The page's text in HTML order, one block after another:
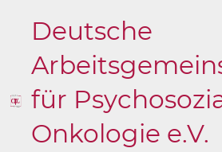
Deutsche
für
Onkologie e.V.